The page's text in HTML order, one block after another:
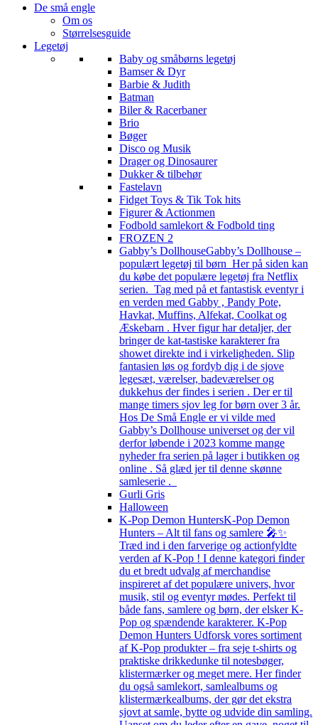
De små engle
Om os
Størrelsesguide
Legetøj
Baby og småbørns legetøj
Bamser & Dyr
Barbie & Judith
Batman
Biler & Racerbaner
Brio
Bøger
Disco og Musik
Drager og Dinosaurer
Dukker & tilbehør
Fastelavn
Fidget Toys & Tik Tok hits
Figurer & Actionmen
Fodbold samlekort & Fodbold ting
FROZEN 2
Gabby’s DollhouseGabby’s Dollhouse –
populært legetøj til børn Her på siden kan
du købe det populære legetøj fra Netflix
serien. Tag med på et fantastisk eventyr i
en verden med Gabby , Pandy Pote,
Havkat, Muffins, Alfekat, Coolkat og
Æskebarn . Hver figur har detaljer, der
bringer de kat-tastiske karakterer fra
showet direkte ind i virkeligheden. Slip
fantasien løs og fordyb dig i de sjove
legesæt, værelser, badeværelser og
dukkehus der findes i serien . Der er til
mange timers sjov leg for børn over 3 år.
Hos De Små Engle er vi vilde med
Gabby’s Dollhouse universet og der vil
derfor løbende i 2023 komme mange
nyheder fra serien på lager i butikken og
online . Så glæd jer til denne skønne
samleserie .
Gurli Gris
Halloween
K-Pop Demon HuntersK-Pop Demon
Hunters – Alt til fans og samlere 🎤✨
Træd ind i den farverige og actionfyldte
verden af K-Pop ! I denne kategori finder
du et bredt udvalg af merchandise
inspireret af det populære univers, hvor
musik, stil og eventyr mødes. Perfekt til
både fans, samlere og børn, der elsker K-
Pop og spændende karakterer. K-Pop
Demon Hunters Udforsk vores sortiment
af K-Pop produkter – fra seje t-shirts og
praktiske drikkedunke til notesbøger,
klistermærker og meget mere. Her finder
du også samlekort, samlealbums og
klistermærkealbums, der gør det ekstra
sjovt at samle, bytte og udvide din samling.